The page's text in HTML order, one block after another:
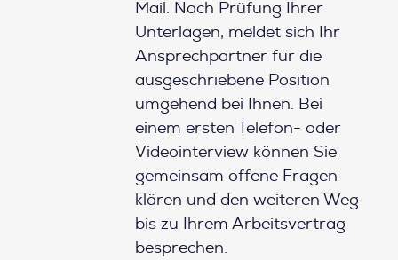
Mail. Nach Prüfung Ihrer
Unterlagen, meldet sich Ihr
Ansprechpartner für die
ausgeschriebene Position
umgehend bei Ihnen. Bei
einem ersten Telefon- oder
Videointerview können Sie
gemeinsam offene Fragen
klären und den weiteren Weg
bis zu Ihrem Arbeitsvertrag
besprechen.